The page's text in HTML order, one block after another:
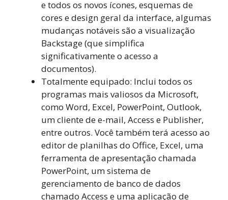
e todos os novos ícones, esquemas de
cores e design geral da interface, algumas
mudanças notáveis são a visualização
Backstage (que simplifica
significativamente o acesso a
documentos).
Totalmente equipado: Inclui todos os
programas mais valiosos da Microsoft,
como Word, Excel, PowerPoint, Outlook,
um cliente de e-mail, Access e Publisher,
entre outros. Você também terá acesso ao
editor de planilhas do Office, Excel, uma
ferramenta de apresentação chamada
PowerPoint, um sistema de
gerenciamento de banco de dados
chamado Access e uma aplicação de